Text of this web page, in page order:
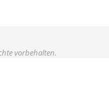
vorbehalten.